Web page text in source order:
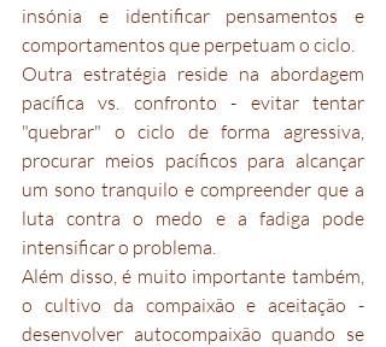
insónia e identificar pensamentos e
comportamentos que perpetuam o ciclo.
Outra estratégia reside na abordagem
pacífica vs. confronto - evitar tentar
"quebrar" o ciclo de forma agressiva,
procurar meios pacíficos para alcançar
um sono tranquilo e compreender que a
luta contra o medo e a fadiga pode
intensificar o problema.
Além disso, é muito importante também,
o cultivo da compaixão e aceitação -
desenvolver autocompaixão quando se